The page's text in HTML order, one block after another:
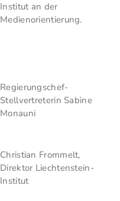
Institut an der
Medienorientierung.
Regierungschef-
Stellvertreterin Sabine
Monauni
Christian Frommelt,
Direktor Liechtenstein-
Institut